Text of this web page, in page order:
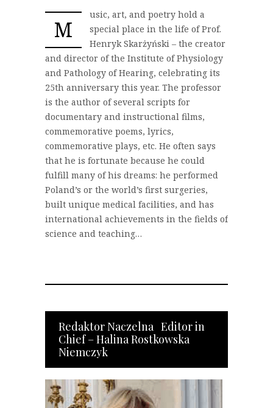
M
usic, art, and poetry hold a
special place in the life of Prof.
Henryk Skarżyński – the creator
and director of the Institute of Physiology
and Pathology of Hearing, celebrating its
25th anniversary this year. The professor
is the author of several scripts for
documentary and instructional films,
commemorative poems, lyrics,
commemorative plays, etc. He often says
that he is fortunate because he could
fulfill many of his dreams: he performed
Poland’s or the world’s first surgeries,
built unique medical facilities, and has
international achievements in the fields of
science and teaching…
Redaktor Naczelna Editor in
Chief – Halina Rostkowska
Niemczyk